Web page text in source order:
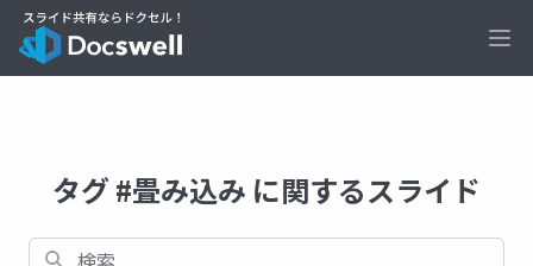
タグ #畳み込み に関するスライド
検索